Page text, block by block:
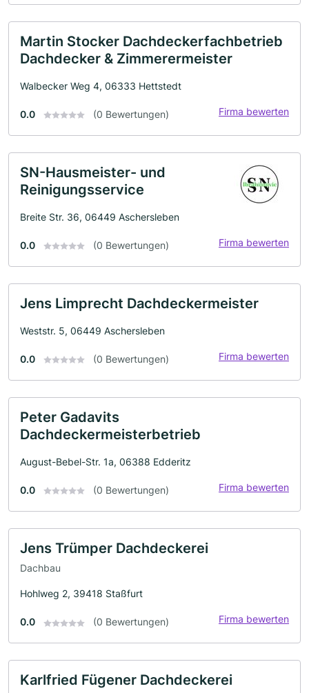
Martin Stocker Dachdeckerfachbetrieb
Dachdecker & Zimmerermeister
Walbecker Weg 4, 06333 Hettstedt
0.0 (0 Bewertungen) Firma bewerten
SN-Hausmeister- und
Reinigungsservice
Breite Str. 36, 06449 Aschersleben
0.0 (0 Bewertungen) Firma bewerten
Jens Limprecht Dachdeckermeister
Weststr. 5, 06449 Aschersleben
0.0 (0 Bewertungen) Firma bewerten
Peter Gadavits
Dachdeckermeisterbetrieb
August-Bebel-Str. 1a, 06388 Edderitz
0.0 (0 Bewertungen) Firma bewerten
Jens Trümper Dachdeckerei
Dachbau
Hohlweg 2, 39418 Staßfurt
0.0 (0 Bewertungen) Firma bewerten
Karlfried Fügener Dachdeckerei